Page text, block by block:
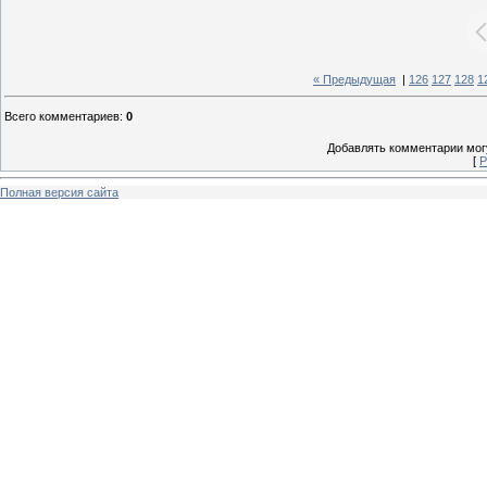
« Предыдущая 126 127 128
Всего комментариев: 0
Добавлять комментарии
[
Полная версия сайта